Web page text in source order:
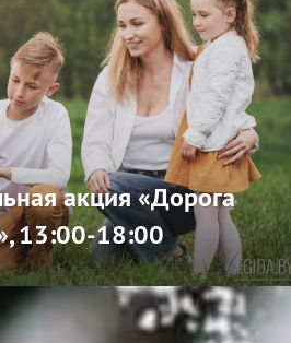
акция «Дорога
13:00-18:00